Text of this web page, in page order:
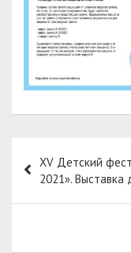
по
записям
XV Детский
2021».